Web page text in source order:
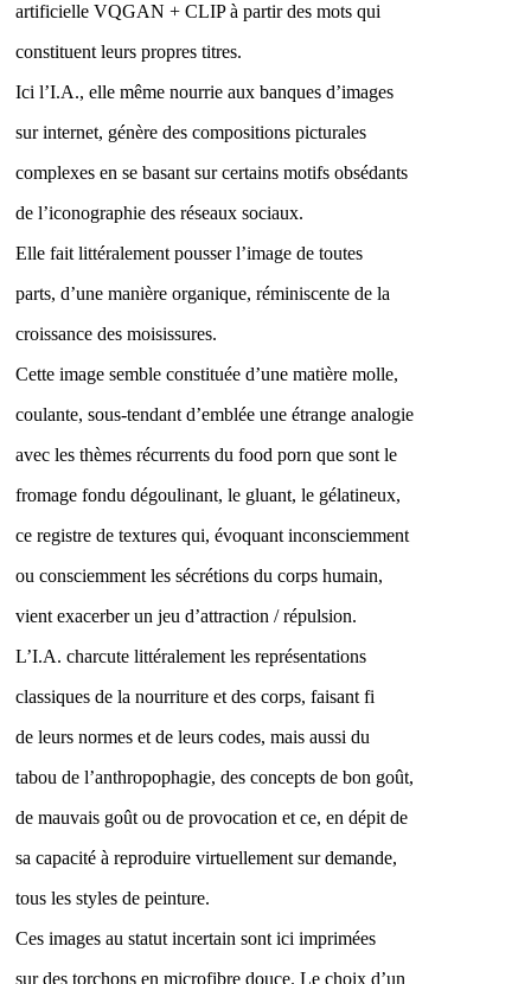
artificielle VQGAN + CLIP à partir des mots qui
constituent leurs propres titres.
Ici l’I.A., elle même nourrie aux banques d’images
sur internet, génère des compositions picturales
complexes en se basant sur certains motifs obsédants
de l’iconographie des réseaux sociaux.
Elle fait littéralement pousser l’image de toutes
parts, d’une manière organique, réminiscente de la
croissance des moisissures.
Cette image semble constituée d’une matière molle,
coulante, sous-tendant d’emblée une étrange analogie
avec les thèmes récurrents du food porn que sont le
fromage fondu dégoulinant, le gluant, le gélatineux,
ce registre de textures qui, évoquant inconsciemment
ou consciemment les sécrétions du corps humain,
vient exacerber un jeu d’attraction / répulsion.
L’I.A. charcute littéralement les représentations
classiques de la nourriture et des corps, faisant fi
de leurs normes et de leurs codes, mais aussi du
tabou de l’anthropophagie, des concepts de bon goût,
de mauvais goût ou de provocation et ce, en dépit de
sa capacité à reproduire virtuellement sur demande,
tous les styles de peinture.
Ces images au statut incertain sont ici imprimées
sur des torchons en microfibre douce. Le choix d’un